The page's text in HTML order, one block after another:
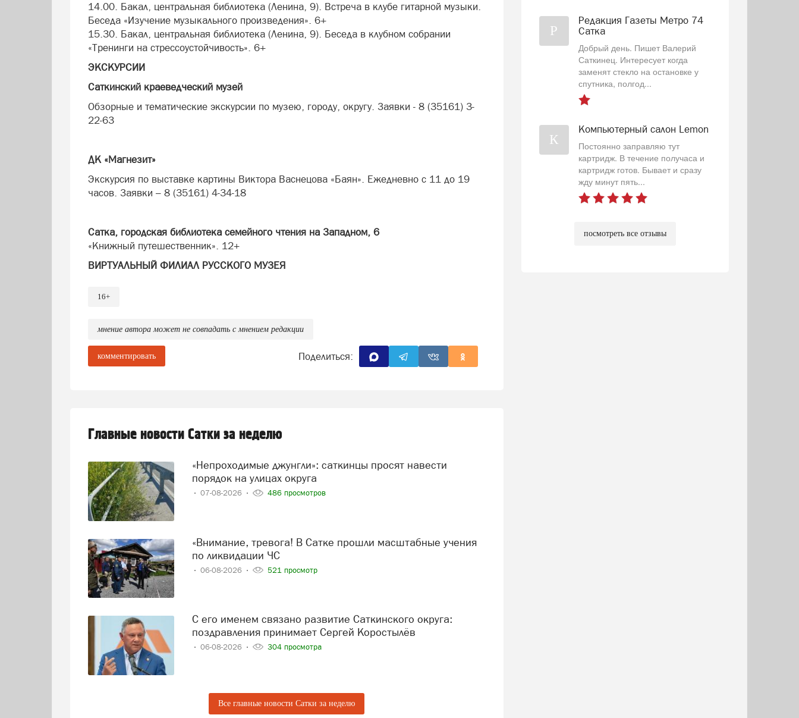
14.00. Бакал, центральная библиотека (Ленина, 9). Встреча в клубе гитарной музыки.
Беседа «Изучение музыкального произведения». 6+
15.30. Бакал, центральная библиотека (Ленина, 9). Беседа в клубном собрании
«Тренинги на стрессоустойчивость». 6+
ЭКСКУРСИИ
Саткинский краеведческий музей
Обзорные и тематические экскурсии по музею, городу, округу. Заявки - 8 (35161) 3-
22-63
ДК «Магнезит»
Экскурсия по выставке картины Виктора Васнецова «Баян». Ежедневно с 11 до 19
часов. Заявки – 8 (35161) 4-34-18
Сатка, городская библиотека семейного чтения на Западном, 6
«Книжный путешественник». 12+
ВИРТУАЛЬНЫЙ ФИЛИАЛ РУССКОГО МУЗЕЯ
«Сокровища Русского музея»: знакомство с филиалом Русского музея (с понедельника
ВЫСТАВКИ
ДК «Магнезит»
- Выставка Русского музея. Виктор Васнецов. «Баян». Вход свободный, с 11 до 19
Бакал, ДК горняков
творчества «Делава». Вход 50 рублей. 6+
-10.00-17.00. «Птицы России». Персональная выставка Александра Сартасова. Вход
50 рублей. 6+
- 10.00-17.00. «Куклы народов мира». Выставка Екатерины Симоновой. Вход 50
рублей.6+
- 10.00-17.00.Фотовыставка «Живая мозаика». Вход 50 рублей.6+
Сатка, Центр культурных инициатив (50 лет ВЛКСМ, 26)
- Выставка-экспозиция «Город в зеркале времени и символов». 0+ Билет взрослый —
50 руб., детский и пенсионный — 40 руб.
- Персональная фотовыставка Антона Рыболовлева «Гармония света, цвета и тени».
Информация предоставлена Управлением образования Саткинского округа
16+
мнение автора может не совпадать с мнением редакции
комментировать Поделиться:
Главные новости Сатки за неделю
«Непроходимые джунгли»: саткинцы просят навести
порядок на улицах округа
07-08-2026 486 просмотров
«Внимание, тревога! В Сатке прошли масштабные учения
по ликвидации ЧС
06-08-2026 521 просмотр
С его именем связано развитие Саткинского округа:
поздравления принимает Сергей Коростылёв
06-08-2026 304 просмотра
Все главные новости Сатки за неделю
Р
Редакция Газеты Метро 74
Сатка
Добрый день. Пишет Валерий
Саткинец. Интересует когда
заменят стекло на остановке у
спутника, полгод...
К
Компьютерный салон Lemon
Постоянно заправляю тут
картридж. В течение получаса и
картридж готов. Бывает и сразу
жду минут пять...
посмотреть все отзывы